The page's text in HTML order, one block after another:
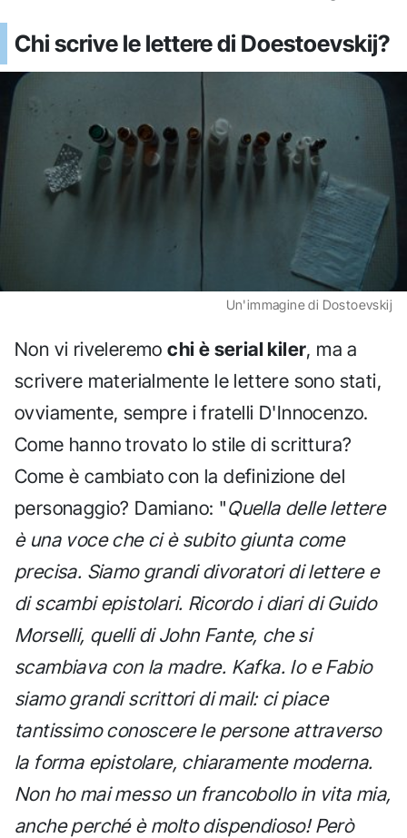
Chi scrive le lettere di Doestoevskij?
Un'immagine di Dostoevskij
Non vi riveleremochi è serial kiler, ma a
scrivere materialmente le lettere sono stati,
ovviamente, sempre i fratelli D'Innocenzo.
Come hanno trovato lo stile di scrittura?
Come è cambiato con la definizione del
personaggio? Damiano: "Quella delle lettere
è una voce che ci è subito giunta come
precisa. Siamo grandi divoratori di lettere e
di scambi epistolari. Ricordo i diari di Guido
Morselli, quelli di John Fante, che si
scambiava con la madre. Kafka. Io e Fabio
siamo grandi scrittori di mail: ci piace
tantissimo conoscere le persone attraverso
la forma epistolare, chiaramente moderna.
Non ho mai messo un francobollo in vita mia,
anche perché è molto dispendioso! Però